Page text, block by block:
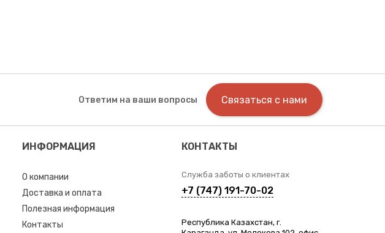
Ответим на ваши вопросы Связаться с нами
ИНФОРМАЦИЯ
О компании
Доставка и оплата
Полезная информация
Контакты
КОНТАКТЫ
Служба заботы о клиентах
+7 (747) 191-70-02
Республика Казахстан, г.